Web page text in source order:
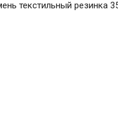
текстильный резинка